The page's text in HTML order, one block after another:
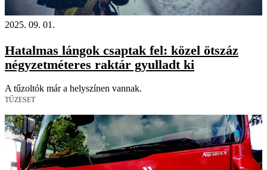
2025. 09. 01.
Hatalmas lángok csaptak fel: közel ötszáz
négyzetméteres raktár gyulladt ki
A tűzoltók már a helyszínen vannak.
TŰZESET